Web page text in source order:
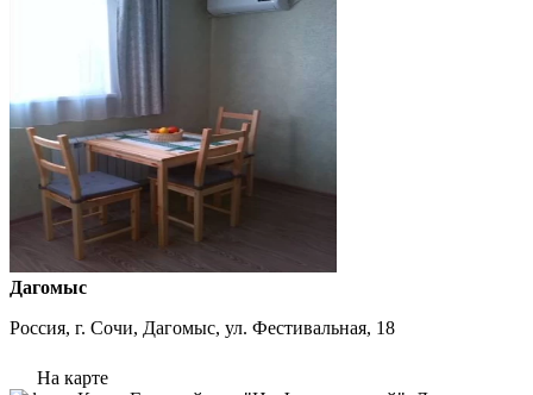
Дагомыс
Россия, г. Сочи, Дагомыс, ул. Фестивальная, 18
На карте